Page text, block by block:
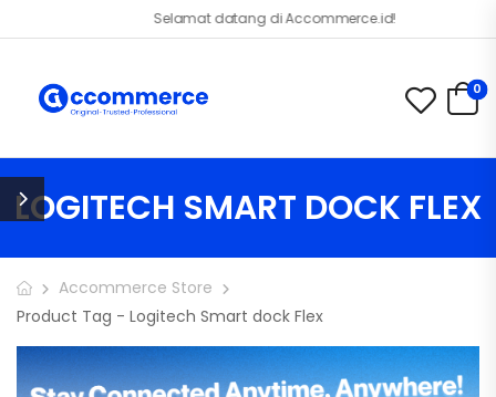
Selamat datang di Accommerce.id!
0
LOGITECH SMART DOCK FLEX
Accommerce Store
Product Tag - Logitech Smart dock Flex